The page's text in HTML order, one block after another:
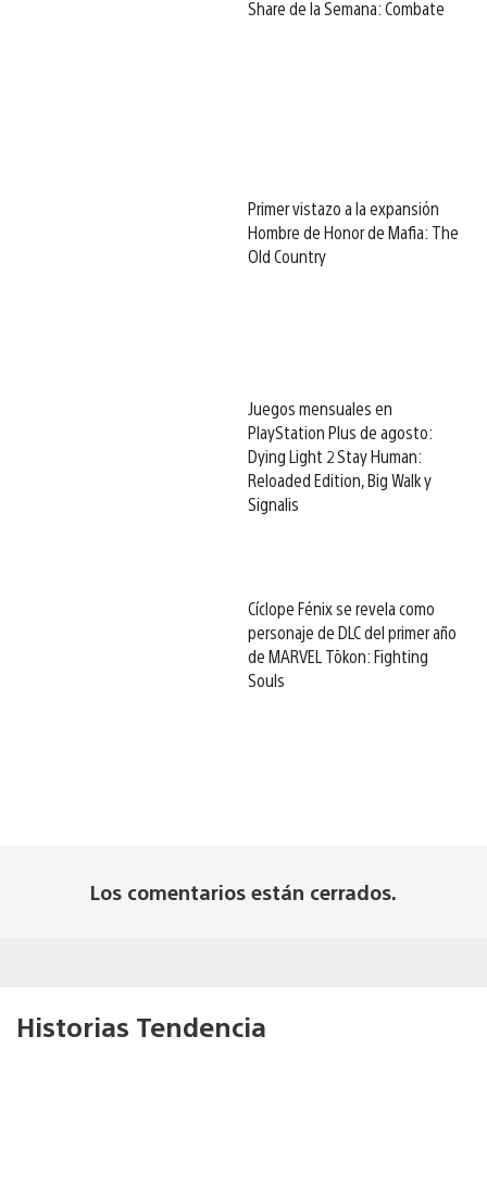
Share de la Semana: Combate
Primer vistazo a la expansión
Hombre de Honor de Mafia: The
Old Country
Juegos mensuales en
PlayStation Plus de agosto:
Dying Light 2 Stay Human:
Reloaded Edition, Big Walk y
Signalis
Cíclope Fénix se revela como
personaje de DLC del primer año
de MARVEL Tōkon: Fighting
Souls
Los comentarios están cerrados.
Historias Tendencia